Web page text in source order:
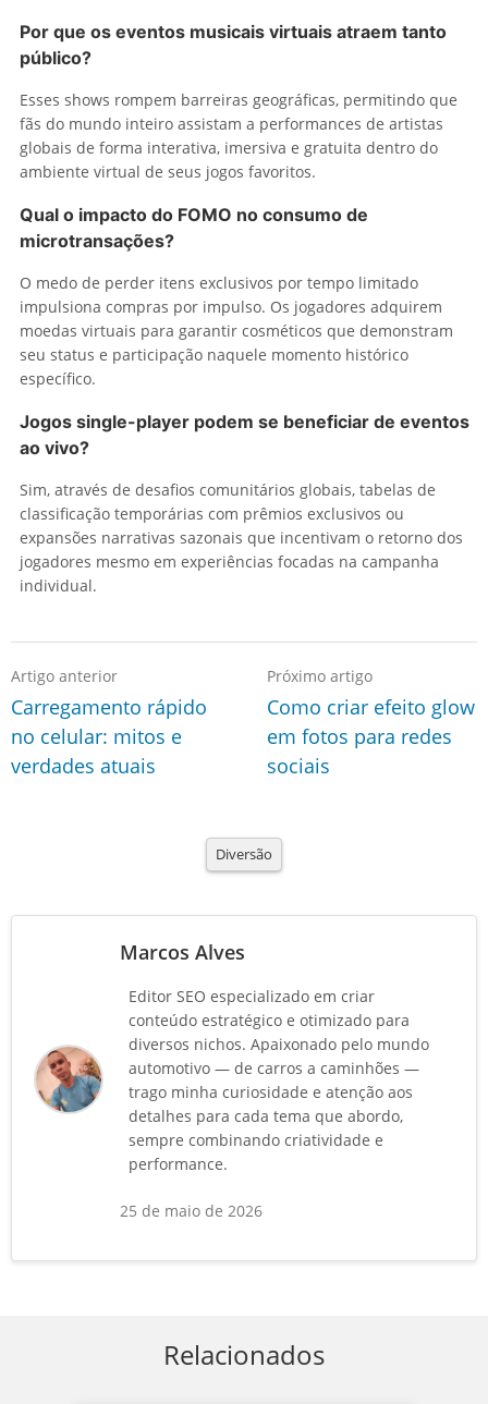
Por que os eventos musicais virtuais atraem tanto
público?
Esses shows rompem barreiras geográficas, permitindo que
fãs do mundo inteiro assistam a performances de artistas
globais de forma interativa, imersiva e gratuita dentro do
ambiente virtual de seus jogos favoritos.
Qual o impacto do FOMO no consumo de
microtransações?
O medo de perder itens exclusivos por tempo limitado
impulsiona compras por impulso. Os jogadores adquirem
moedas virtuais para garantir cosméticos que demonstram
seu status e participação naquele momento histórico
específico.
Jogos single-player podem se beneficiar de eventos
ao vivo?
Sim, através de desafios comunitários globais, tabelas de
classificação temporárias com prêmios exclusivos ou
expansões narrativas sazonais que incentivam o retorno dos
jogadores mesmo em experiências focadas na campanha
individual.
Artigo anterior
Carregamento rápido
no celular: mitos e
verdades atuais
Próximo artigo
Como criar efeito glow
em fotos para redes
sociais
Diversão
Marcos Alves
Editor SEO especializado em criar
conteúdo estratégico e otimizado para
diversos nichos. Apaixonado pelo mundo
automotivo — de carros a caminhões —
trago minha curiosidade e atenção aos
detalhes para cada tema que abordo,
sempre combinando criatividade e
performance.
25 de maio de 2026
Relacionados